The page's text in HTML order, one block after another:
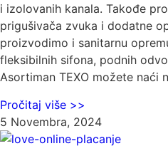
i izolovanih kanala. Takođe
prigušivača zvuka i dodatne
proizvodimo i sanitarnu
fleksibilnih sifona, podnih
Asortiman TEXO možete naći
Pročitaj više >>
5 Novembra, 2024